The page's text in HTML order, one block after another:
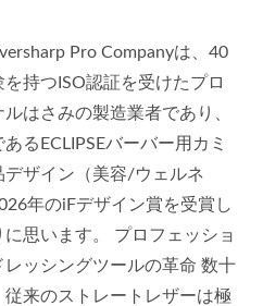
Pro Companyは、40
持つISO認証を受けたプロ
はさみの製造業者であり、
るECLIPSEバーバー用カミ
デザイン（美容/ウェルネ
年のiFデザイン賞を受賞し
に思います。 プロフェッショ
レッシングツールの革命 数十
従来のストレートレザーは極